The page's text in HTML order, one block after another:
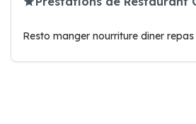
Resto manger nourriture diner